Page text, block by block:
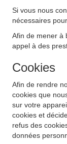
Si vous nous
nécessaires
Afin de mener à
appel à des
Cookies
Afin de rendre
cookies que
sur votre
cookies et
refus des
données